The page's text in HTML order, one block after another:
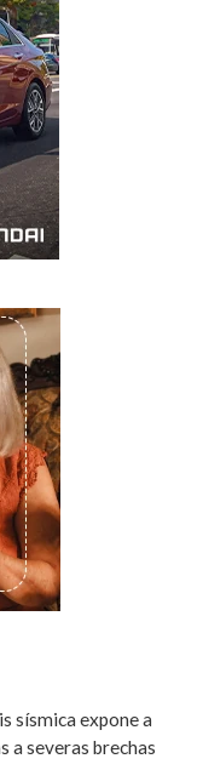
sísmica expone a
a severas brechas